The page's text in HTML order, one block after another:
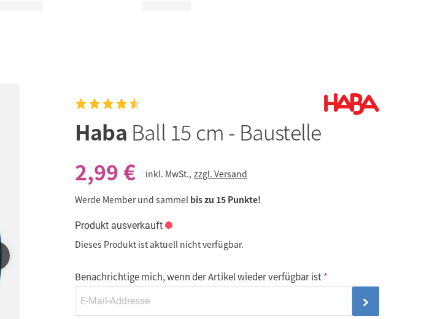
Haba Ball 15 cm - Baustelle
2,99 €
inkl. MwSt., zzgl. Versand
Werde Member und sammel bis zu 15 Punkte!
Produkt ausverkauft
Dieses Produkt ist aktuell nicht verfügbar.
Benachrichtige mich, wenn der Artikel wieder verfügbar ist